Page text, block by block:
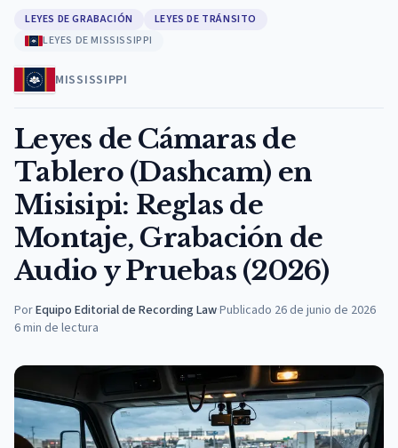
LEYES DE GRABACIÓN
LEYES DE TRÁNSITO
LEYES DE MISSISSIPPI
MISSISSIPPI
Leyes de Cámaras de
Tablero (Dashcam) en
Misisipi: Reglas de
Montaje, Grabación de
Audio y Pruebas (2026)
PorEquipo Editorial de Recording Law·Publicado 26 de junio de 2026
6min de lectura